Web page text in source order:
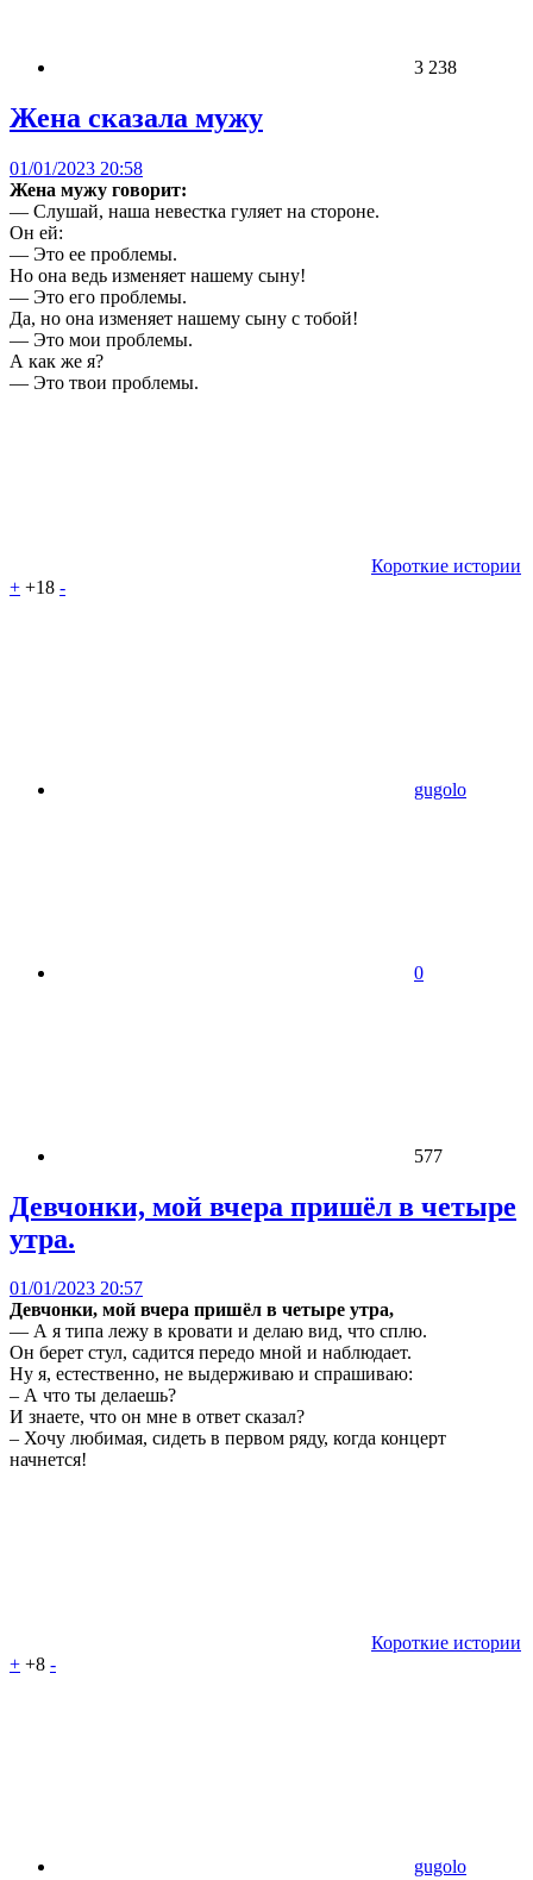
3 238
Жена сказала мужу
01/01/2023 20:58
Жена мужу говорит:
— Слушай, наша невестка гуляет на стороне.
Он ей:
— Это ее проблемы.
Но она ведь изменяет нашему сыну!
— Это его проблемы.
Да, но она изменяет нашему сыну с тобой!
— Это мои проблемы.
А как же я?
— Это твои проблемы.
Короткие истории
+ +18 -
gugolo
0
577
Девчонки, мой вчера пришёл в четыре
утра.
01/01/2023 20:57
Девчонки, мой вчера пришёл в четыре утра,
— А я типа лежу в кровати и делаю вид, что сплю.
Он берет стул, садится передо мной и наблюдает.
Ну я, естественно, не выдерживаю и спрашиваю:
– А что ты делаешь?
И знаете, что он мне в ответ сказал?
– Хочу любимая, сидеть в первом ряду, когда концерт
начнется!
Короткие истории
+ +8 -
gugolo